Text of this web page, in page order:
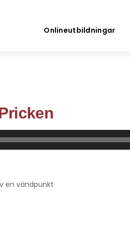
Onlineutbildningar
en vändpunkt